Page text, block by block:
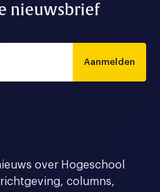
nieuwsbrief
Aanmelden
over Hogeschool
columns,